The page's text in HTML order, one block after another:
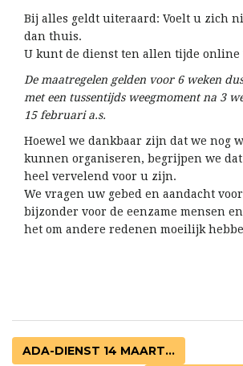
Bij alles geldt uiteraard: Voelt u zich
dan thuis.
U kunt de dienst ten allen tijde online
De maatregelen gelden voor 6 weken
met een tussentijds weegmoment na 3
15 februari a.s.
Hoewel we dankbaar zijn dat we nog
kunnen organiseren, begrijpen we
heel vervelend voor u zijn.
We vragen uw gebed en aandacht
bijzonder voor de eenzame mensen
het om andere redenen moeilijk
ADA-DIENST 14 MAART...